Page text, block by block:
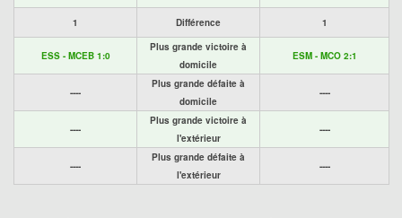
1 Différence 1
ESS - MCEB 1:0
Plus grande victoire à
domicile
ESM - MCO 2:1
----
Plus grande défaite à
domicile
----
----
Plus grande victoire à
l'extérieur
----
----
Plus grande défaite à
l'extérieur
----